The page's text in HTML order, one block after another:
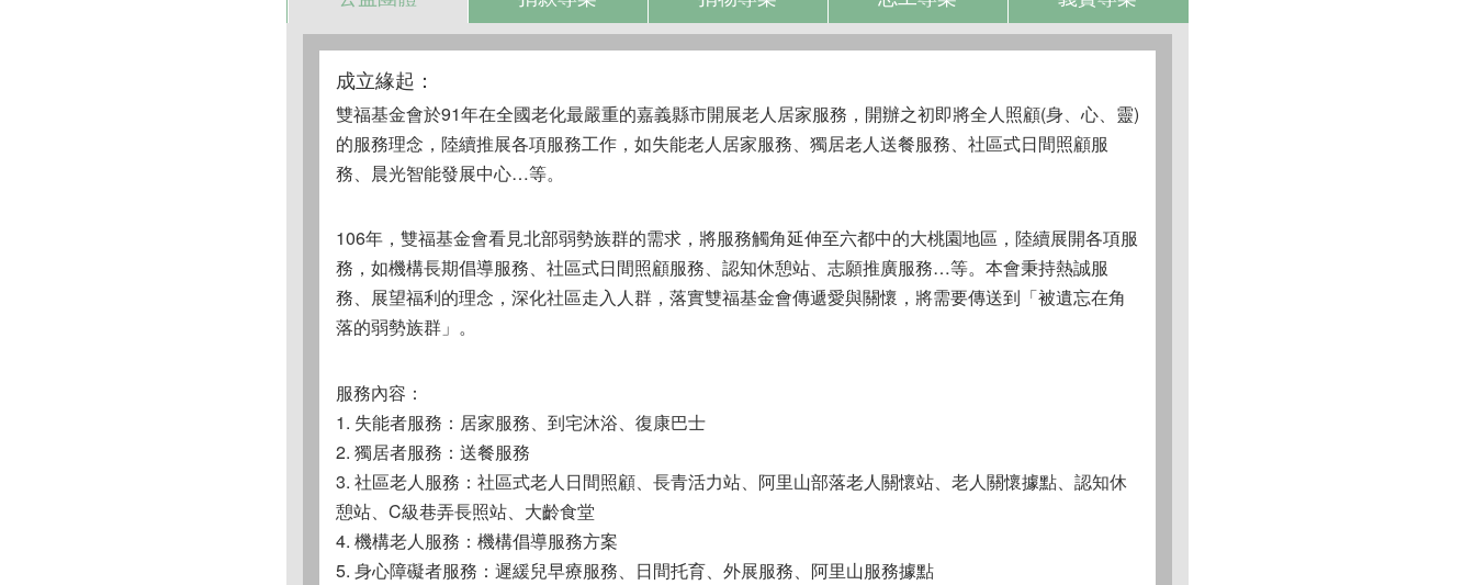
成立緣起：
雙福基金會於91年在全國老化最嚴重的嘉義縣市開展老人居家服務，開辦之初即將全人照顧(身、心、靈)
的服務理念，陸續推展各項服務工作，如失能老人居家服務、獨居老人送餐服務、社區式日間照顧服
務、晨光智能發展中心…等。
106年，雙福基金會看見北部弱勢族群的需求，將服務觸角延伸至六都中的大桃園地區，陸續展開各項服
務，如機構長期倡導服務、社區式日間照顧服務、認知休憩站、志願推廣服務…等。本會秉持熱誠服
務、展望福利的理念，深化社區走入人群，落實雙福基金會傳遞愛與關懷，將需要傳送到「被遺忘在角
落的弱勢族群」。
服務內容：
1. 失能者服務：居家服務、到宅沐浴、復康巴士
2. 獨居者服務：送餐服務
3. 社區老人服務：社區式老人日間照顧、長青活力站、阿里山部落老人關懷站、老人關懷據點、認知休
憩站、C級巷弄長照站、大齡食堂
4. 機構老人服務：機構倡導服務方案
5. 身心障礙者服務：遲緩兒早療服務、日間托育、外展服務、阿里山服務據點